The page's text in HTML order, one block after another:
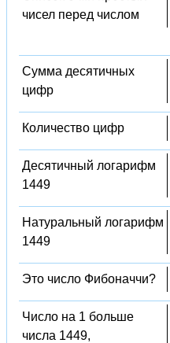
чисел перед числом
Сумма десятичных
цифр
Количество цифр
Десятичный логарифм
1449
Натуральный логарифм
1449
Это число Фибоначчи?
Число на 1 больше
числа 1449,